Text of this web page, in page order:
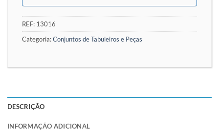
REF: 13016
Categoria:Conjuntos de Tabuleiros e Peças
DESCRIÇÃO
INFORMAÇÃO ADICIONAL